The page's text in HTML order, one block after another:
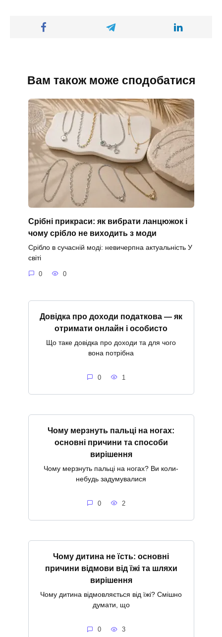
Вам також може сподобатися
Срібні прикраси: як вибрати ланцюжок і
чому срібло не виходить з моди
Срібло в сучасній моді: невичерпна актуальність У
світі
0 0
Довідка про доходи податкова — як
отримати онлайн і особисто
Що таке довідка про доходи та для чого
вона потрібна
0 1
Чому мерзнуть пальці на ногах:
основні причини та способи
вирішення
Чому мерзнуть пальці на ногах? Ви коли-
небудь задумувалися
0 2
Чому дитина не їсть: основні
причини відмови від їжі та шляхи
вирішення
Чому дитина відмовляється від їжі? Смішно
думати, що
0 3